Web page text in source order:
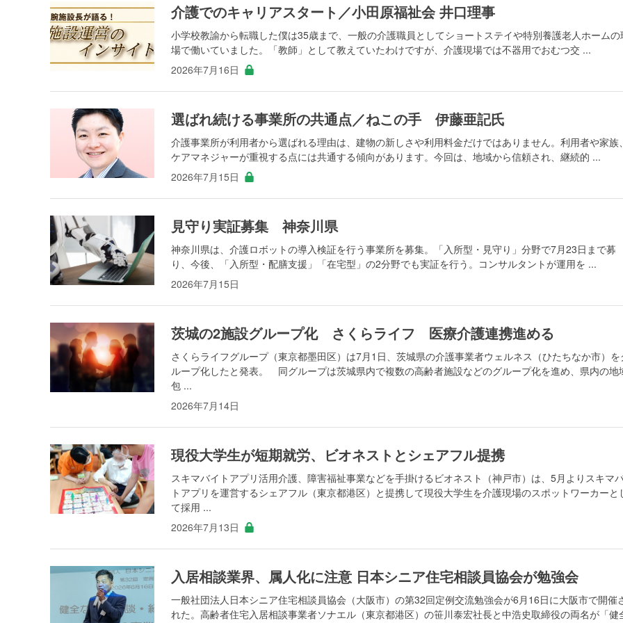
介護でのキャリアスタート／小田原福祉会 井口理事
小学校教諭から転職した僕は35歳まで、一般の介護職員としてショートステイや特別養護老人ホームの
場で働いていました。「教師」として教えていたわけですが、介護現場では不器用でおむつ交 ...
2026年7月16日
選ばれ続ける事業所の共通点／ねこの手 伊藤亜記氏
介護事業所が利用者から選ばれる理由は、建物の新しさや利用料金だけではありません。利用者や家族
ケアマネジャーが重視する点には共通する傾向があります。今回は、地域から信頼され、継続的 ...
2026年7月15日
見守り実証募集 神奈川県
神奈川県は、介護ロボットの導入検証を行う事業所を募集。「入所型・見守り」分野で7月23日まで募
り、今後、「入所型・配膳支援」「在宅型」の2分野でも実証を行う。コンサルタントが運用を ...
2026年7月15日
茨城の2施設グループ化 さくらライフ 医療介護連携進める
さくらライフグループ（東京都墨田区）は7月1日、茨城県の介護事業者ウェルネス（ひたちなか市）を
ループ化したと発表。 同グループは茨城県内で複数の高齢者施設などのグループ化を進め、県内の地
包 ...
2026年7月14日
現役大学生が短期就労、ビオネストとシェアフル提携
スキマバイトアプリ活用介護、障害福祉事業などを手掛けるビオネスト（神戸市）は、5月よりスキマ
トアプリを運営するシェアフル（東京都港区）と提携して現役大学生を介護現場のスポットワーカーと
て採用 ...
2026年7月13日
入居相談業界、属人化に注意 日本シニア住宅相談員協会が勉強会
一般社団法人日本シニア住宅相談員協会（大阪市）の第32回定例交流勉強会が6月16日に大阪市で開催
れた。高齢者住宅入居相談事業者ソナエル（東京都港区）の笹川泰宏社長と中浩史取締役の両名が「健